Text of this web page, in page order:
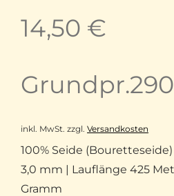
14,50 €
Grundpr.
inkl. MwSt. zzgl. Versandkosten
100% Seide
3,0 mm | Lauflänge 425
Gramm